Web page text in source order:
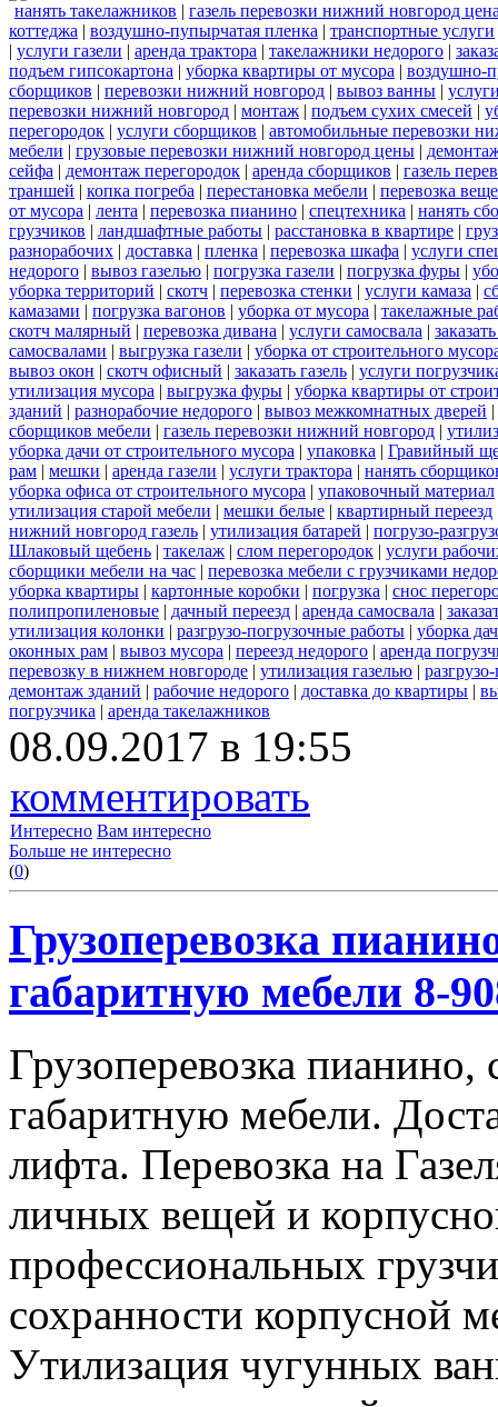
нанять такелажников | газель перевозки нижний новгород
коттеджа | воздушно-пупырчатая пленка | транспортные услуги
| услуги газели | аренда трактора | такелажники недорого |
подъем гипсокартона | уборка квартиры от мусора | воздушно-
сборщиков | перевозки нижний новгород | вывоз ванны |
перевозки нижний новгород | монтаж | подъем сухих смесей |
перегородок | услуги сборщиков | автомобильные перевозки
мебели | грузовые перевозки нижний новгород цены |
сейфа | демонтаж перегородок | аренда сборщиков | газель
траншей | копка погреба | перестановка мебели | перевозка
от мусора | лента | перевозка пианино | спецтехника | нанять
грузчиков | ландшафтные работы | расстановка в квартире |
разнорабочих | доставка | пленка | перевозка шкафа | услуги
недорого | вывоз газелью | погрузка газели | погрузка фуры |
уборка территорий | скотч | перевозка стенки | услуги камаза |
камазами | погрузка вагонов | уборка от мусора | такелажные
скотч малярный | перевозка дивана | услуги самосвала |
самосвалами | выгрузка газели | уборка от строительного
вывоз окон | скотч офисный | заказать газель | услуги
утилизация мусора | выгрузка фуры | уборка квартиры от
зданий | разнорабочие недорого | вывоз межкомнатных дверей |
сборщиков мебели | газель перевозки нижний новгород |
уборка дачи от строительного мусора | упаковка | Гравийный
рам | мешки | аренда газели | услуги трактора | нанять
уборка офиса от строительного мусора | упаковочный материал
утилизация старой мебели | мешки белые | квартирный переезд
нижний новгород газель | утилизация батарей | погрузо-
Шлаковый щебень | такелаж | слом перегородок | услуги
сборщики мебели на час | перевозка мебели с грузчиками
уборка квартиры | картонные коробки | погрузка | снос
полипропиленовые | дачный переезд | аренда самосвала |
утилизация колонки | разгрузо-погрузочные работы | уборка
оконных рам | вывоз мусора | переезд недорого | аренда
перевозку в нижнем новгороде | утилизация газелью |
демонтаж зданий | рабочие недорого | доставка до квартиры |
погрузчика | аренда такелажников
08.09.2017 в 19:55
комментировать
Интересно Вам интересно
Больше не интересно
(0)
Грузоперевозка
габаритную мебели 8-
Грузоперевозка
габаритную мебели.
лифта. Перевозка на
личных вещей и
профессиональных
сохранности корпусной
Утилизация чугунных